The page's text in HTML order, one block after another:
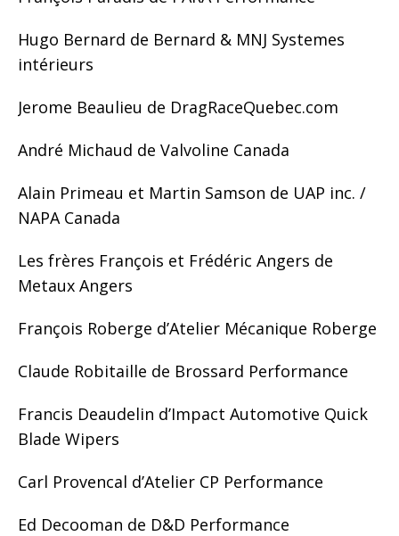
Hugo Bernard de Bernard & MNJ Systemes
intérieurs
Jerome Beaulieu de DragRaceQuebec.com
André Michaud de Valvoline Canada
Alain Primeau et Martin Samson de UAP inc. /
NAPA Canada
Les frères François et Frédéric Angers de
Metaux Angers
François Roberge d’Atelier Mécanique Roberge
Claude Robitaille de Brossard Performance
Francis Deaudelin d’Impact Automotive Quick
Blade Wipers
Carl Provencal d’Atelier CP Performance
Ed Decooman de D&D Performance